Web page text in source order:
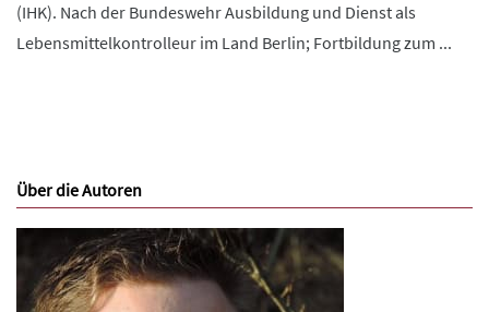
(IHK). Nach der Bundeswehr Ausbildung und Dienst als
Lebensmittelkontrolleur im Land Berlin; Fortbildung zum ...
Über die Autoren